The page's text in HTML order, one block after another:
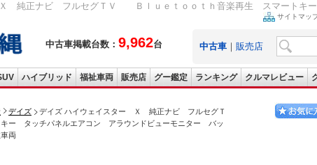
Ｘ 純正ナビ フルセグＴＶ Ｂｌｕｅｔｏｏｔｈ音楽再生 スマートキ
中古車掲載台数： 9,962台
サイトマッ
中古車 ｜ 販売店
ハイブリッド 福祉車両 販売店 グー鑑定 ランキング クルマレビュー
デイズ
デイズ ハイウェイスター Ｘ 純正ナビ フルセグＴ
タッチパネルエアコン アラウンドビューモニター バッ
両